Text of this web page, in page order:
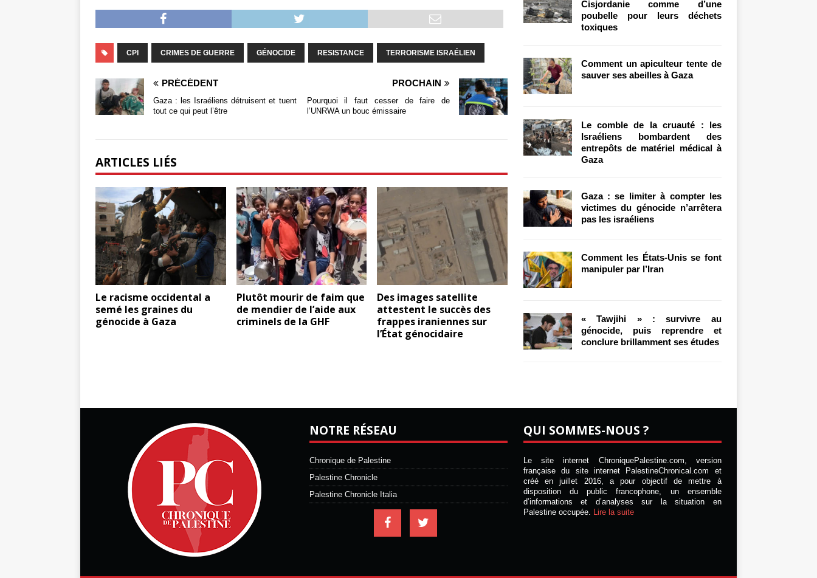
CPI CRIMES DE GUERRE GÉNOCIDE RESISTANCE TERRORISME ISRAÉLIEN
PRÉCÉDENT
Gaza : les Israéliens détruisent et tuent
tout ce qui peut l’être
PROCHAIN
Pourquoi il faut cesser de faire de
l’UNRWA un bouc émissaire
ARTICLES LIÉS
Le racisme occidental a
semé les graines du
génocide à Gaza
Plutôt mourir de faim que
de mendier de l’aide aux
criminels de la GHF
Des images satellite
attestent le succès des
frappes iraniennes sur
l’État génocidaire
Cisjordanie comme d’une
poubelle pour leurs déchets
toxiques
Comment un apiculteur tente de
sauver ses abeilles à Gaza
Le comble de la cruauté : les
Israéliens bombardent des
entrepôts de matériel médical à
Gaza
Gaza : se limiter à compter les
victimes du génocide n’arrêtera
pas les israéliens
Comment les États-Unis se font
manipuler par l’Iran
« Tawjihi » : survivre au
génocide, puis reprendre et
conclure brillamment ses études
NOTRE RÉSEAU
Chronique de Palestine
Palestine Chronicle
Palestine Chronicle Italia
QUI SOMMES-NOUS ?
Le site internet ChroniquePalestine.com, version
française du site internet PalestineChronical.com et
créé en juillet 2016, a pour objectif de mettre à
disposition du public francophone, un ensemble
d’informations et d’analyses sur la situation en
Palestine occupée. Lire la suite